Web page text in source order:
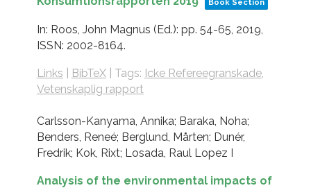
Book Section
In: Roos, John Magnus (Ed.): pp. 54-65, 2019,
ISSN: 2002-8164.
Links BibTeX| Tags: Icke Refereegranskade,
Vetenskaplig rapport
Carlsson-Kanyama, Annika; Baraka, Noha;
Benders, Reneé; Berglund, Mårten; Dunér,
Fredrik; Kok, Rixt; Losada, Raul Lopez I
Analysis of the environmental impacts of